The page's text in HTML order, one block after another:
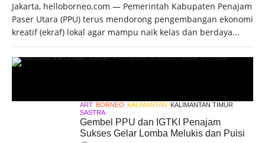
Jakarta, helloborneo.com — Pemerintah Kabupaten Penajam
Paser Utara (PPU) terus mendorong pengembangan ekonomi
kreatif (ekraf) lokal agar mampu naik kelas dan berdaya...
ART BORNEO KALIMANTAN KALIMANTAN TIMUR
SASTRA
Gembel PPU dan IGTKI Penajam
Sukses Gelar Lomba Melukis dan Puisi